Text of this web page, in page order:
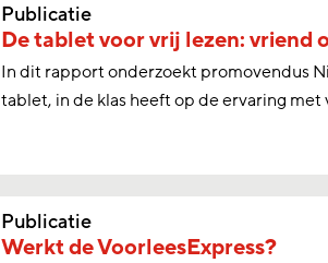
Publicatie
De tablet voor vrij lezen: vriend
In dit rapport onderzoekt promovendus
tablet, in de klas heeft op de ervaring met
Publicatie
Werkt de VoorleesExpress?